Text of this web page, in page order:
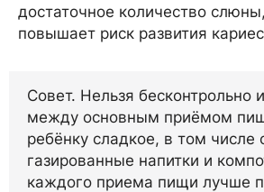
достаточное количество
повышает риск развития
Совет. Нельзя бесконтрольно
между основным приёмом
ребёнку сладкое, в том числе
газированные напитки и
каждого приема пищи лучше